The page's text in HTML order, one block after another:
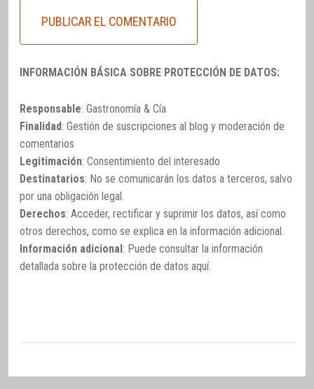
INFORMACIÓN BÁSICA SOBRE PROTECCIÓN DE DATOS:
Responsable: Gastronomía & Cía
Finalidad: Gestión de suscripciones al blog y moderación de
comentarios
Legitimación: Consentimiento del interesado
Destinatarios: No se comunicarán los datos a terceros, salvo
por una obligación legal.
Derechos: Acceder, rectificar y suprimir los datos, así como
otros derechos, como se explica en la información adicional.
Información adicional: Puede consultar la información
detallada sobre la protección de datos aquí.